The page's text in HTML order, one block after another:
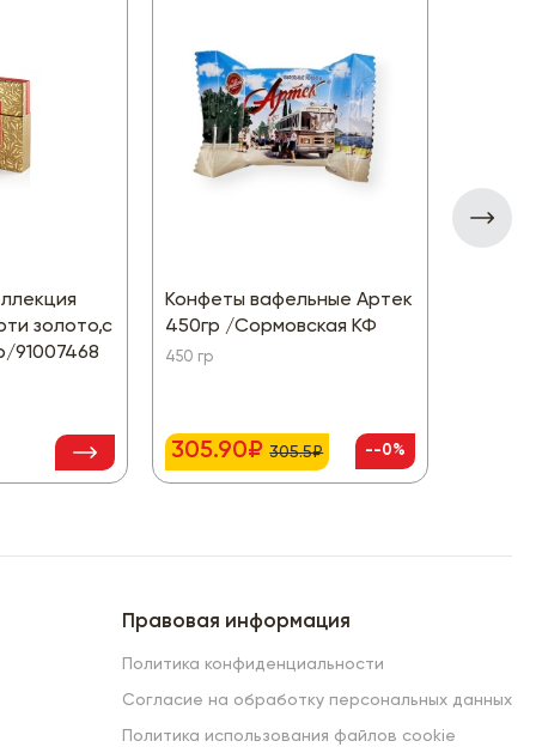
золото,с
91007468
Конфеты вафельные Артек
450гр /Сормовская КФ
450 гр
305.90₽ 305.5₽ --0%
Правовая информация
Политика конфиденциальности
Согласие на обработку персональных данных
Политика использования файлов cookie